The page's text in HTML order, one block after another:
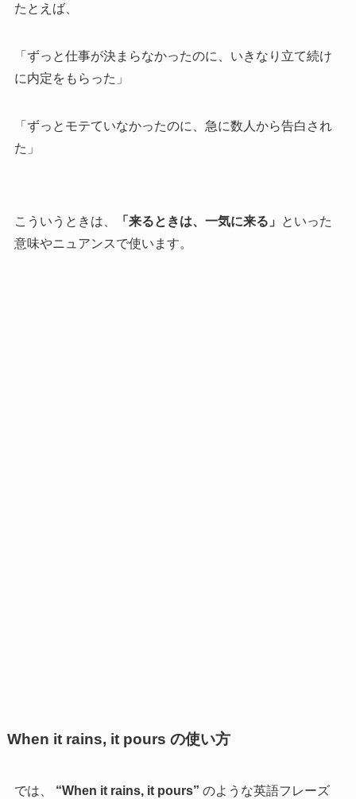
たとえば、
「ずっと仕事が決まらなかったのに、いきなり立て続け
に内定をもらった」
「ずっとモテていなかったのに、急に数人から告白され
た」
こういうときは、 「来るときは、一気に来る」
といった
意味やニュアンスで使います。
When it rains, it pours の使い方
では、 “When it rains, it pours” のような英語フレーズ